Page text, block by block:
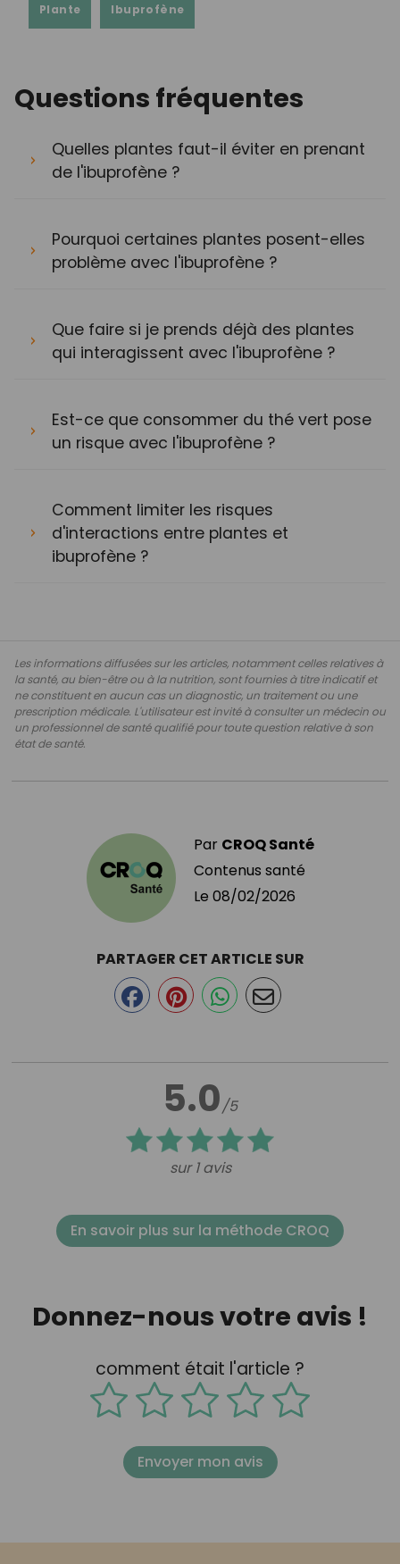
Plante Ibuprofène
Questions fréquentes
Quelles plantes faut-il éviter en prenant
de l'ibuprofène ?
Pourquoi certaines plantes posent-elles
problème avec l'ibuprofène ?
Que faire si je prends déjà des plantes
qui interagissent avec l'ibuprofène ?
Est-ce que consommer du thé vert pose
un risque avec l'ibuprofène ?
Comment limiter les risques
d'interactions entre plantes et
ibuprofène ?
Les informations diffusées sur les articles, notamment celles relatives à
la santé, au bien-être ou à la nutrition, sont fournies à titre indicatif et
ne constituent en aucun cas un diagnostic, un traitement ou une
prescription médicale. L'utilisateur est invité à consulter un médecin ou
un professionnel de santé qualifié pour toute question relative à son
état de santé.
Par CROQ Santé
Contenus santé
Le 08/02/2026
5.0/5
sur 1 avis
PARTAGER CET ARTICLE SUR
En savoir plus sur la méthode CROQ
Donnez-nous votre avis !
comment était l'article ?
Envoyer mon avis